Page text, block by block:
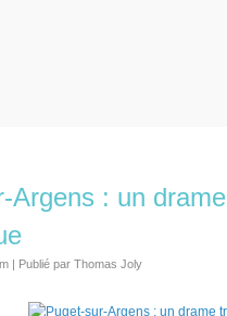
Argens : un
| Publié par Thomas Joly